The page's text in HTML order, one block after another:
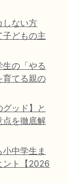
しない方
子どもの主
の「やる
育てる親の
ッド】と
点を徹底解
中学生ま
ント【2026